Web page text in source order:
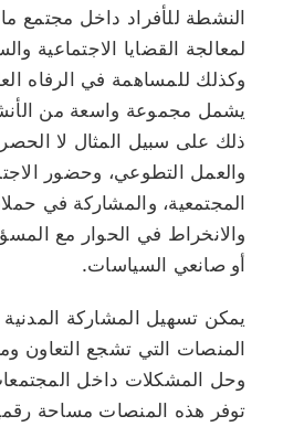
النشطة للأفراد داخل مجتمع
لمعالجة القضايا الاجتماعية
وكذلك للمساهمة في الرفاه
يشمل مجموعة واسعة من
ذلك على سبيل المثال لا
والعمل التطوعي، وحضور
المجتمعية، والمشاركة في
والانخراط في الحوار مع
أو صانعي السياسات.
يمكن تسهيل المشاركة
المنصات التي تشجع التعاون
وحل المشكلات داخل
توفر هذه المنصات مساحة